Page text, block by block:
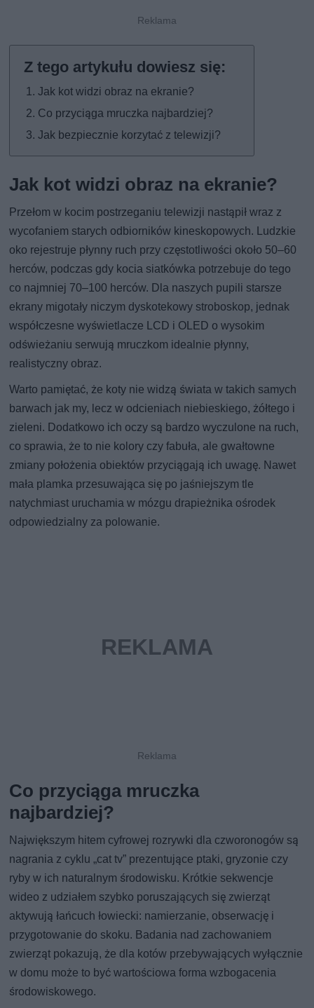
Jak kot widzi obraz na ekranie?
Co przyciąga mruczka najbardziej?
Jak bezpiecznie korzytać z telewizji?
Jak kot widzi obraz na ekranie?
Przełom w kocim postrzeganiu telewizji nastąpił wraz z
wycofaniem starych odbiorników kineskopowych. Ludzkie
oko rejestruje płynny ruch przy częstotliwości około 50–60
herców, podczas gdy kocia siatkówka potrzebuje do tego
co najmniej 70–100 herców. Dla naszych pupili starsze
ekrany migotały niczym dyskotekowy stroboskop, jednak
współczesne wyświetlacze LCD i OLED o wysokim
odświeżaniu serwują mruczkom idealnie płynny,
realistyczny obraz.
Warto pamiętać, że koty nie widzą świata w takich samych
barwach jak my, lecz w odcieniach niebieskiego, żółtego i
zieleni. Dodatkowo ich oczy są bardzo wyczulone na ruch,
co sprawia, że to nie kolory czy fabuła, ale gwałtowne
zmiany położenia obiektów przyciągają ich uwagę. Nawet
mała plamka przesuwająca się po jaśniejszym tle
natychmiast uruchamia w mózgu drapieżnika ośrodek
odpowiedzialny za polowanie.
Co przyciąga mruczka
najbardziej?
Największym hitem cyfrowej rozrywki dla czworonogów są
nagrania z cyklu „cat tv” prezentujące ptaki, gryzonie czy
ryby w ich naturalnym środowisku. Krótkie sekwencje
wideo z udziałem szybko poruszających się zwierząt
aktywują łańcuch łowiecki: namierzanie, obserwację i
przygotowanie do skoku. Badania nad zachowaniem
zwierząt pokazują, że dla kotów przebywających wyłącznie
w domu może to być wartościowa forma wzbogacenia
środowiskowego.